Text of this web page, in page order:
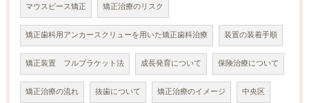
マウスピース矯正 矯正治療のリスク
矯正歯科用アンカースクリューを用いた矯正歯科治療 装置の装着手順
矯正装置 フルブラケット法 成長発育について 保険治療について
矯正治療の流れ 抜歯について 矯正治療のイメージ 中央区